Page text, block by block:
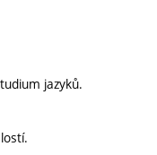
jazyků.